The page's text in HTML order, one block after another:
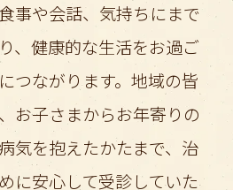
事や会話、気持ちにまで
、健康的な生活をお過ご
つながります。地域の皆
お子さまからお年寄りの
気を抱えたかたまで、治
に安心して受診していた